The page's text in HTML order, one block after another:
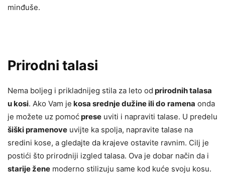
minđuše.
Prirodni talasi
Nema boljeg i prikladnijeg stila za leto od prirodnih talasa
u kosi. Ako Vam je kosa srednje dužine ili do ramena onda
je možete uz pomoćprese uviti i napraviti talase. U predelu
šiški pramenove uvijte ka spolja, napravite talase na
sredini kose, a gledajte da krajeve ostavite ravnim. Cilj je
postići što prirodniji izgled talasa. Ova je dobar način da i
starije žene moderno stilizuju same kod kuće svoju kosu.